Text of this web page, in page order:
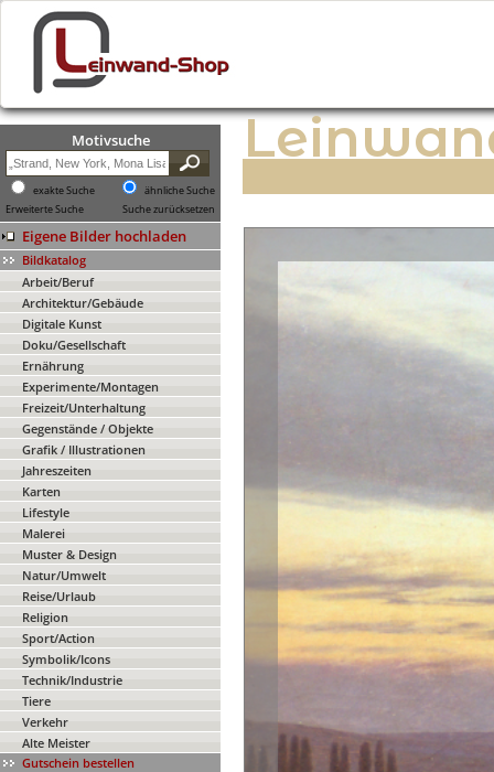
Motivsuche
exakte Suche
ähnliche Suche
Erweiterte Suche
Suche zurücksetzen
Eigene Bilder hochladen
Bildkatalog
Arbeit/Beruf
Architektur/Gebäude
Digitale Kunst
Doku/Gesellschaft
Ernährung
Experimente/Montagen
Freizeit/Unterhaltung
Gegenstände / Objekte
Grafik / Illustrationen
Jahreszeiten
Karten
Lifestyle
Malerei
Muster & Design
Natur/Umwelt
Reise/Urlaub
Religion
Sport/Action
Symbolik/Icons
Technik/Industrie
Tiere
Verkehr
Alte Meister
Gutschein bestellen